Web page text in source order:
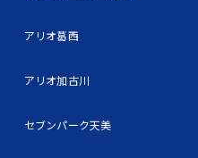
アリオ葛西
アリオ加古川
セブンパーク天美